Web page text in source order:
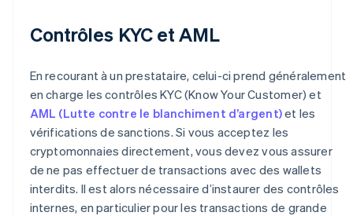
Contrôles KYC et AML
En recourant à un prestataire, celui-ci prend généralement
en charge les contrôles KYC (Know Your Customer) et
AML (Lutte contre le blanchiment d’argent)et les
vérifications de sanctions. Si vous acceptez les
cryptomonnaies directement, vous devez vous assurer
de ne pas effectuer de transactions avec des wallets
interdits. Il est alors nécessaire d’instaurer des contrôles
internes, en particulier pour les transactions de grande